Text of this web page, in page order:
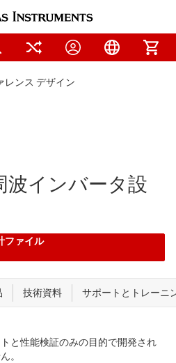
レンス デザイン
波インバータ設
ファイル
と性能検証のみの目的で開発され
。